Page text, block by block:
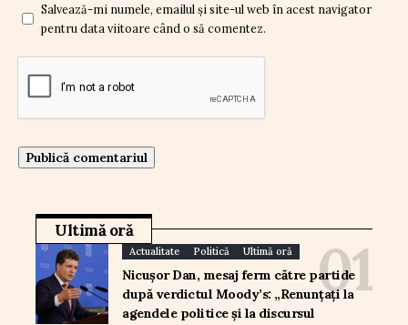
Salvează-mi numele, emailul și site-ul web în acest navigator
pentru data viitoare când o să comentez.
Ultimă oră
Actualitate Politică Ultimă oră
Nicușor Dan, mesaj ferm către partide
după verdictul Moody’s: „Renunțați la
agendele politice și la discursul